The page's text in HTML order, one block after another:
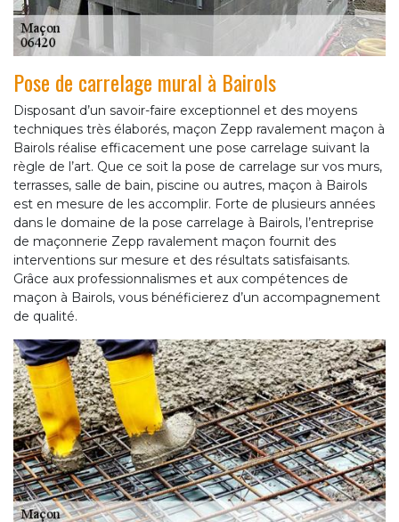
Pose de carrelage mural à Bairols
Disposant d’un savoir-faire exceptionnel et des moyens
techniques très élaborés, maçon Zepp ravalement maçon à
Bairols réalise efficacement une pose carrelage suivant la
règle de l’art. Que ce soit la pose de carrelage sur vos murs,
terrasses, salle de bain, piscine ou autres, maçon à Bairols
est en mesure de les accomplir. Forte de plusieurs années
dans le domaine de la pose carrelage à Bairols, l’entreprise
de maçonnerie Zepp ravalement maçon fournit des
interventions sur mesure et des résultats satisfaisants.
Grâce aux professionnalismes et aux compétences de
maçon à Bairols, vous bénéficierez d’un accompagnement
de qualité.